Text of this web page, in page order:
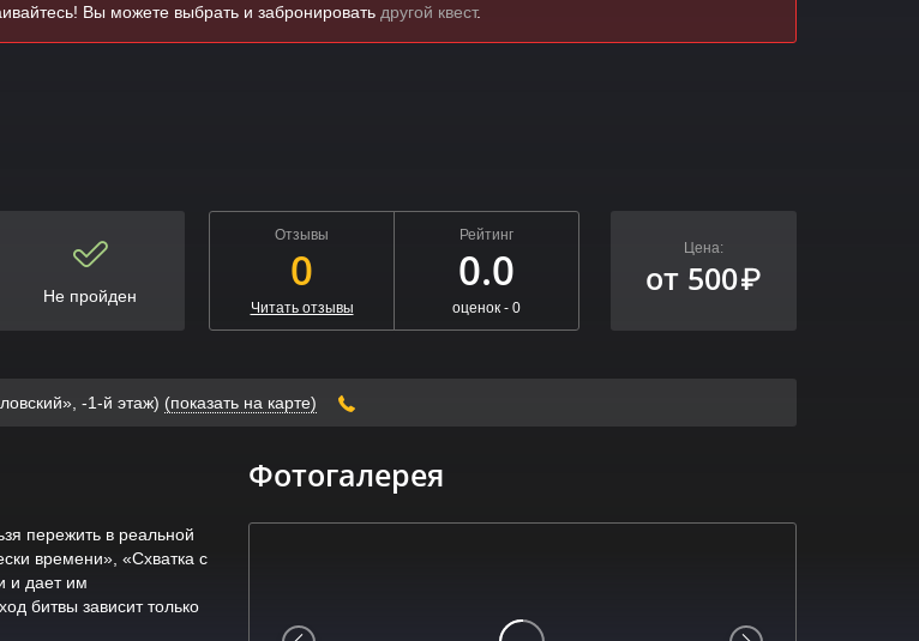
Вы можете выбрать и забронировать другой квест.
Не пройден
Отзывы
0
Читать отзывы
Рейтинг
0.0
оценок - 0
Цена:
от 500₽
-1-й этаж) (показать на карте)
пережить в реальной
времени», «Схватка с
и дает им
битвы зависит только
Фотогалерея